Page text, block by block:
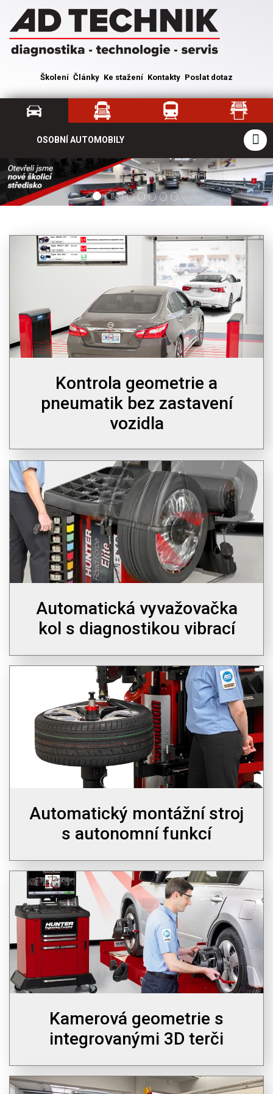
Školení Články Ke stažení Kontakty Poslat dotaz
OSOBNÍ AUTOMOBILY
Kontrola geometrie a
pneumatik bez zastavení
vozidla
Automatická vyvažovačka
kol s diagnostikou vibrací
Automatický montážní stroj
s autonomní funkcí
Kamerová geometrie s
integrovanými 3D terči